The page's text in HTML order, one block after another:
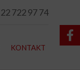
22 722 97 74
KONTAKT